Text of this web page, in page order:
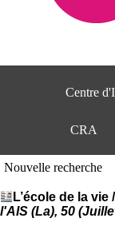
Centre
CRA
Nouvelle recherche
L’école de la vie /
l'AIS (La), 50